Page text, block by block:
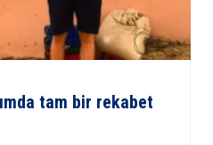
tam bir rekabet